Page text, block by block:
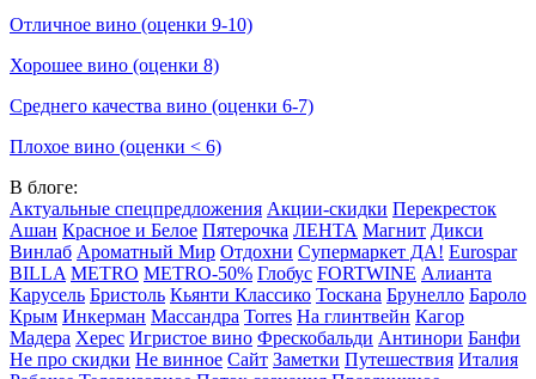
Отличное вино (оценки 9-10)
Хорошее вино (оценки 8)
Среднего качества вино (оценки 6-7)
Плохое вино (оценки < 6)
В блоге:
Актуальные спецпредложения Акции-скидки Перекресток
Ашан Красное и Белое Пятерочка ЛЕНТА Магнит Дикси
Винлаб Ароматный Мир Отдохни Супермаркет ДА! Eurospar
BILLA METRO METRO-50% Глобус FORTWINE Алианта
Карусель Бристоль Кьянти Классико Тоскана Брунелло Бароло
Крым Инкерман Массандра Torres На глинтвейн Кагор
Мадера Херес Игристое вино Фрескобальди Антинори Банфи
Не про скидки Не винное Сайт Заметки Путешествия Италия